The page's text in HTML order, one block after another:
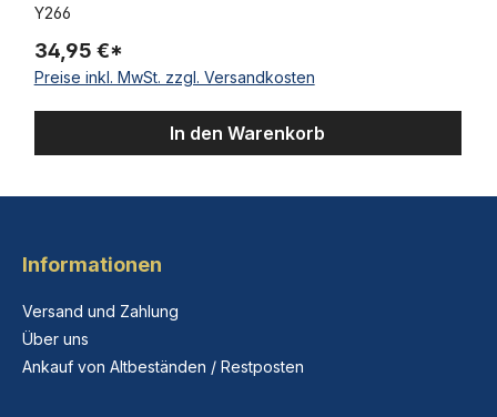
Y266
34,95 €*
Preise inkl. MwSt. zzgl. Versandkosten
In den Warenkorb
Informationen
Versand und Zahlung
Über uns
Ankauf von Altbeständen / Restposten